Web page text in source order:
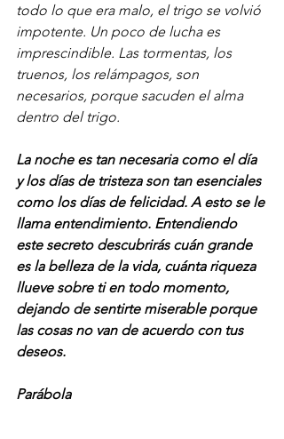
todo lo que era malo, el trigo se volvió
impotente. Un poco de lucha es
imprescindible. Las tormentas, los
truenos, los relámpagos, son
necesarios, porque sacuden el alma
dentro del trigo.
La noche es tan necesaria como el día
y los días de tristeza son tan esenciales
como los días de felicidad. A esto se le
llama entendimiento. Entendiendo
este secreto descubrirás cuán grande
es la belleza de la vida, cuánta riqueza
llueve sobre ti en todo momento,
dejando de sentirte miserable porque
las cosas no van de acuerdo con tus
deseos.
Parábola